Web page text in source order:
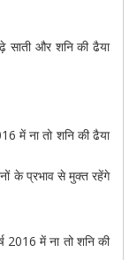
साती और शनि की ढैया
में ना तो शनि की ढैया
के प्रभाव से मुक्त रहेंगे
2016 में ना तो शनि की